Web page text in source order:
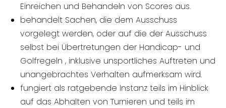
Einreichen und Behandeln von Scores aus.
behandelt Sachen, die dem Ausschuss
vorgelegt werden, oder auf die der Ausschuss
selbst bei Übertretungen der Handicap- und
Golfregeln , inklusive unsportliches Auftreten und
unangebrachtes Verhalten aufmerksam wird.
fungiert als ratgebende Instanz teils im Hinblick
auf das Abhalten von Turnieren und teils im